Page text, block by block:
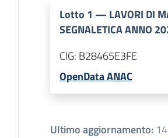
Lotto 1 — LAVORI DI
SEGNALETICA ANNO
CIG: B28465E3FE
OpenData ANAC
Ultimo aggiornamento: